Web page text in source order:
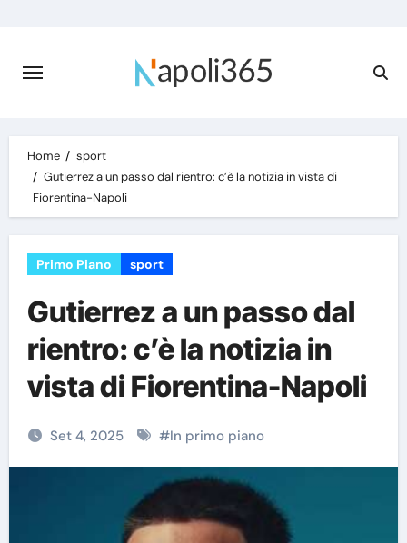
content
Home
sport
Gutierrez a un passo dal rientro: c’è la notizia in vista di
Fiorentina-Napoli
Primo Piano sport
Gutierrez a un passo dal
rientro: c’è la notizia in
vista di Fiorentina-Napoli
Set 4, 2025 #In primo piano